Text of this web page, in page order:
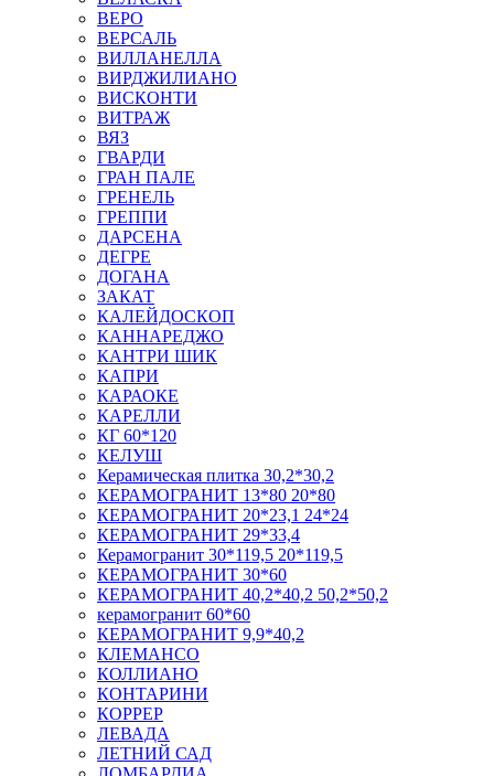
ВЕРО
ВЕРСАЛЬ
ВИЛЛАНЕЛЛА
ВИРДЖИЛИАНО
ВИСКОНТИ
ВИТРАЖ
ВЯЗ
ГВАРДИ
ГРАН ПАЛЕ
ГРЕНЕЛЬ
ГРЕППИ
ДАРСЕНА
ДЕГРЕ
ДОГАНА
ЗАКАТ
КАЛЕЙДОСКОП
КАННАРЕДЖО
КАНТРИ ШИК
КАПРИ
КАРАОКЕ
КАРЕЛЛИ
КГ 60*120
КЕЛУШ
Керамическая плитка 30,2*30,2
КЕРАМОГРАНИТ 13*80 20*80
КЕРАМОГРАНИТ 20*23,1 24*24
КЕРАМОГРАНИТ 29*33,4
Керамогранит 30*119,5 20*119,5
КЕРАМОГРАНИТ 30*60
КЕРАМОГРАНИТ 40,2*40,2 50,2*50,2
керамогранит 60*60
КЕРАМОГРАНИТ 9,9*40,2
КЛЕМАНСО
КОЛЛИАНО
КОНТАРИНИ
КОРРЕР
ЛЕВАДА
ЛЕТНИЙ САД